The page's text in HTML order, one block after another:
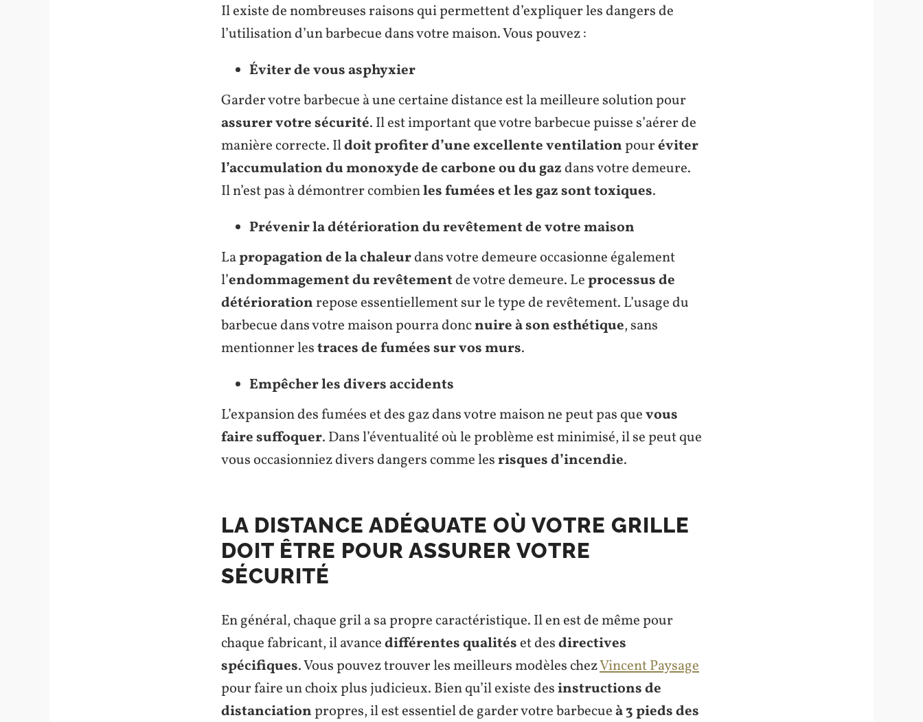
Il existe de nombreuses raisons qui permettent d’expliquer les dangers de
l’utilisation d’un barbecue dans votre maison. Vous pouvez :
Éviter de vous asphyxier
Garder votre barbecue à une certaine distance est la meilleure solution pour
assurer votre sécurité. Il est important que votre barbecue puisse s’aérer de
manière correcte. Ildoit profiter d’uneexcellente ventilationpouréviter
l’accumulation du monoxyde de carbone ou du gazdans votre demeure.
Il n’est pas à démontrer combienles fumées et les gaz sont toxiques.
Prévenir la détérioration du revêtement de votre maison
Lapropagation de la chaleurdans votre demeure occasionne également
l’endommagement du revêtementde votre demeure. Leprocessus de
détériorationrepose essentiellement sur le type de revêtement. L’usage du
barbecue dans votre maison pourra doncnuire à son esthétique, sans
mentionner lestraces de fumées sur vos murs.
Empêcher les divers accidents
L’expansion des fumées et des gaz dans votre maison ne peut pas quevous
faire suffoquer. Dans l’éventualité où le problème est minimisé, il se peut que
vous occasionniez divers dangers comme lesrisques d’incendie.
LA DISTANCE ADÉQUATE OÙ VOTRE GRILLE
DOIT ÊTRE POUR ASSURER VOTRE
SÉCURITÉ
En général, chaque gril a sa propre caractéristique. Il en est de même pour
chaque fabricant, il avancedifférentes qualitéset desdirectives
spécifiques. Vous pouvez trouver les meilleurs modèles chezVincent Paysage
pour faire un choix plus judicieux. Bien qu’il existe desinstructions de
distanciationpropres, il est essentiel de garder votre barbecueà 3 pieds des